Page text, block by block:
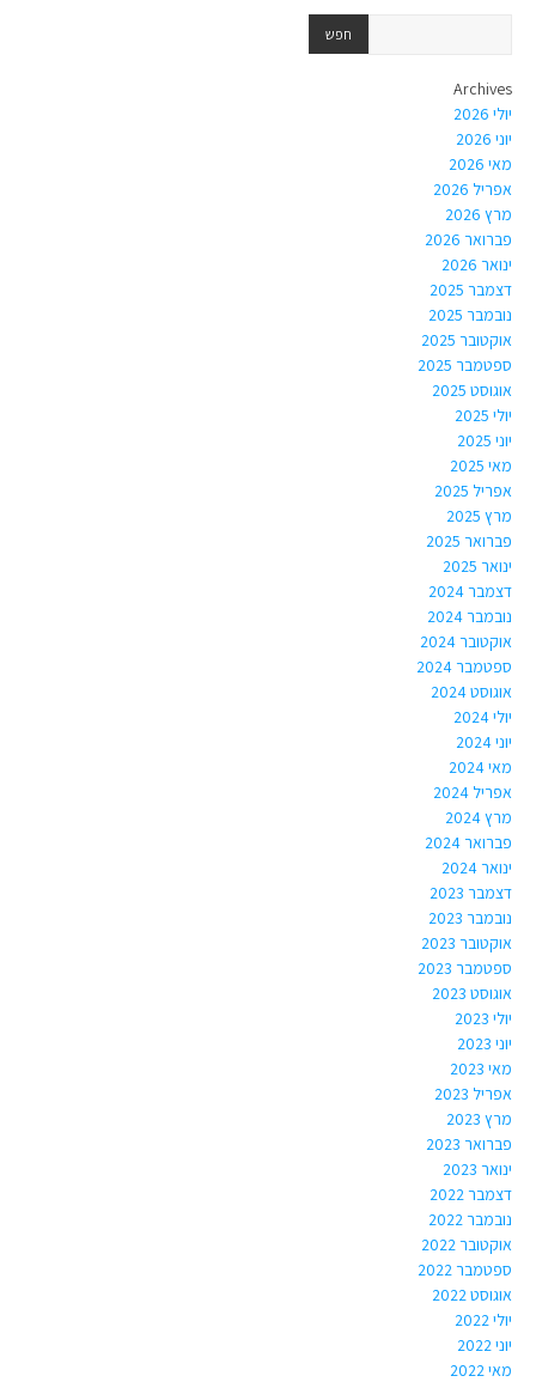
Archives
יולי 2026
יוני 2026
מאי 2026
אפריל 2026
מרץ 2026
פברואר 2026
ינואר 2026
דצמבר 2025
נובמבר 2025
אוקטובר 2025
ספטמבר 2025
אוגוסט 2025
יולי 2025
יוני 2025
מאי 2025
אפריל 2025
מרץ 2025
פברואר 2025
ינואר 2025
דצמבר 2024
נובמבר 2024
אוקטובר 2024
ספטמבר 2024
אוגוסט 2024
יולי 2024
יוני 2024
מאי 2024
אפריל 2024
מרץ 2024
פברואר 2024
ינואר 2024
דצמבר 2023
נובמבר 2023
אוקטובר 2023
ספטמבר 2023
אוגוסט 2023
יולי 2023
יוני 2023
מאי 2023
אפריל 2023
מרץ 2023
פברואר 2023
ינואר 2023
דצמבר 2022
נובמבר 2022
אוקטובר 2022
ספטמבר 2022
אוגוסט 2022
יולי 2022
יוני 2022
מאי 2022